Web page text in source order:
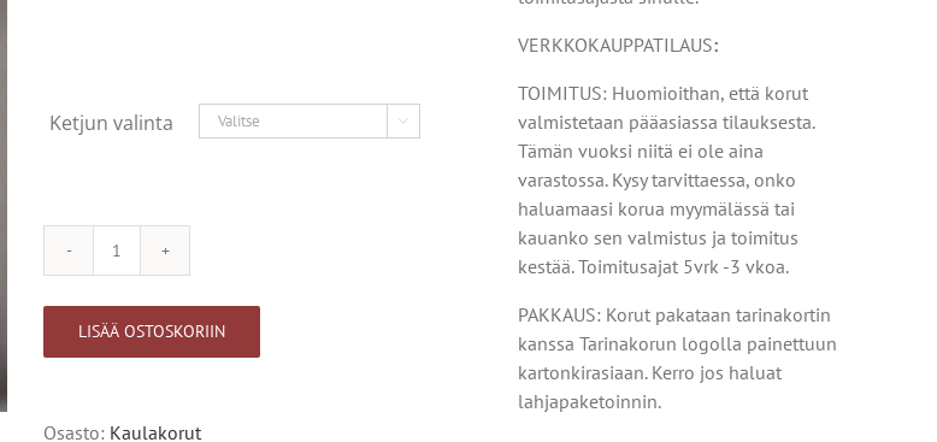
Ketjun valinta 
Sydän
LISÄÄ OSTOSKORIIN
Osasto: Kaulakorut
VERKKOKAUPPATILAUS:
TOIMITUS: Huomioithan, että korut
valmistetaan pääasiassa tilauksesta.
Tämän vuoksi niitä ei ole aina
varastossa. Kysy tarvittaessa, onko
haluamaasi korua myymälässä tai
kauanko sen valmistus ja toimitus
kestää. Toimitusajat 5vrk -3 vkoa.
PAKKAUS: Korut pakataan tarinakortin
kanssa Tarinakorun logolla painettuun
kartonkirasiaan. Kerro jos haluat
lahjapaketoinnin.